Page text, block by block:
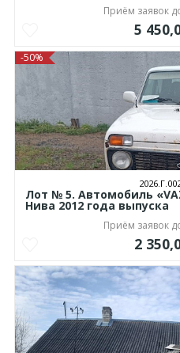
Приём заявок
5
-50%
Лот № 5. Автомобиль
Нива 2012 года выпуска
Приём заявок
2